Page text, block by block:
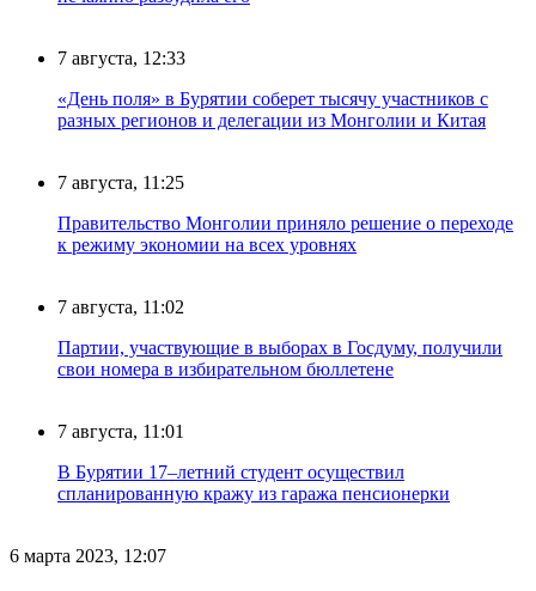
7 августа, 12:33
«День поля» в Бурятии соберет тысячу участников с
разных регионов и делегации из Монголии и Китая
7 августа, 11:25
Правительство Монголии приняло решение о переходе
к режиму экономии на всех уровнях
7 августа, 11:02
Партии, участвующие в выборах в Госдуму, получили
свои номера в избирательном бюллетене
7 августа, 11:01
В Бурятии 17–летний студент осуществил
спланированную кражу из гаража пенсионерки
6 марта 2023, 12:07